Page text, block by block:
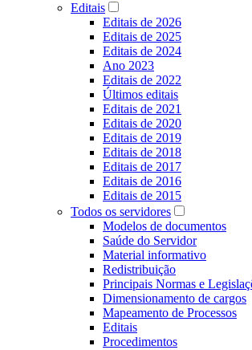
Editais
Editais de 2026
Editais de 2025
Editais de 2024
Ano 2023
Editais de 2022
Últimos editais
Editais de 2021
Editais de 2020
Editais de 2019
Editais de 2018
Editais de 2017
Editais de 2016
Editais de 2015
Todos os servidores
Modelos de documentos
Saúde do Servidor
Material informativo
Redistribuição
Principais Normas e
Dimensionamento de cargos
Mapeamento de Processos
Editais
Procedimentos